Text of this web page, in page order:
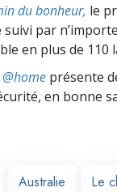
du bonheur, le
par
en plus de 110
présente
en bonne
Australie Le